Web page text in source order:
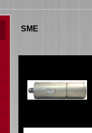
SME